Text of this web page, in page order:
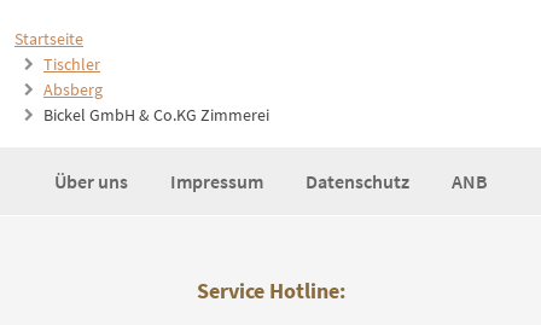
Startseite
Tischler
Absberg
Bickel GmbH & Co.KG Zimmerei
Über uns Impressum Datenschutz ANB
Service Hotline: